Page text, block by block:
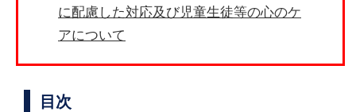
に配慮した対応及び児童生徒等の心のケ
アについて
目次